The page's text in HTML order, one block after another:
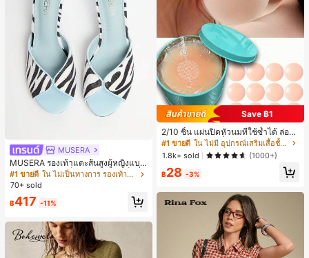
MUSERA
MUSERA รองเท้าแตะส้นสูงผู้หญิงแบบ
มิวล์ หัวกลม ส้นเข็ม ลายม้าลาย เซ็กซี่ เ
ปิดหน้าเท้า โชว์นิ้วเท้า สำหรับปาร์ตี้ไน
#1 ขายดี
ใน ไม่เป็นทางการ รองเท้าแตะผู้หญิง
70+ sold
฿417 -11%
Save ฿1
2/10 ชิ้น แผ่นปิดหัวนมที่ใช้ซ้ำได้ ล่องห
น ไร้รอยต่อ & ไม่ลื่น เหมาะสำหรับโอก
าสต่างๆ สิ่งจำเป็นสำหรับฤดูร้อน
#1 ขายดี
ใน ไม่มี อุปกรณ์เสริมเสื้อชั้นในผู้หญิง
1.8k+ sold
(1000+)
฿28 -3%